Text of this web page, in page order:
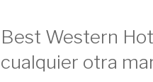
Best Western
cualquier otra